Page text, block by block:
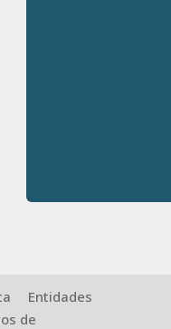
Entidades
de